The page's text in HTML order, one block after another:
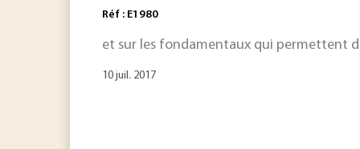
Réf : E1980
et sur les fondamentaux qui permettent
10 juil. 2017